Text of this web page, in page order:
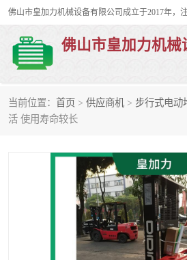
佛山市皇加力机械
当前位置： 首页 > 供应商机 > 步行式电动
活 使用寿命较长
移动式登车桥
步行式电动堆高车 移
叉车装卸货平台 电
移动式升降平台 升
集装箱装柜平台 油